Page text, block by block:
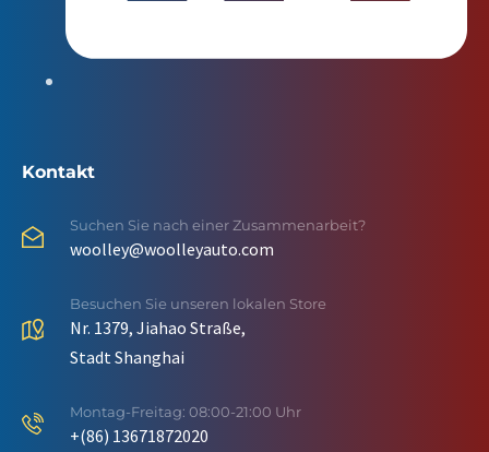
Kontakt
Suchen Sie nach einer Zusammenarbeit?
woolley@woolleyauto.com
Besuchen Sie unseren lokalen Store
Nr. 1379, Jiahao Straße,
Stadt Shanghai
Montag-Freitag: 08:00-21:00 Uhr
+(86) 13671872020